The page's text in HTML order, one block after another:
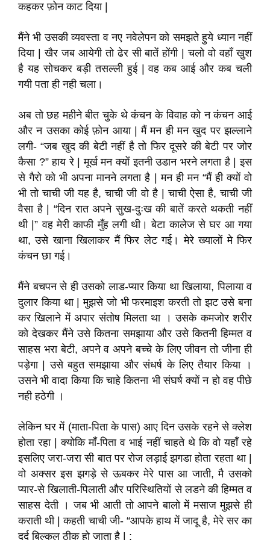
कहकर फ़ोन काट दिया |
मैंने भी उसकी व्यवस्ता व नए नवेलेपन को समझते हुये ध्यान नहीं
दिया | खैर जब आयेगी तो ढेर सी बातें होंगी | चलो वो वहाँ खुश
है यह सोचकर बड़ी तसल्ली हुई | वह कब आई और कब चली
गयी पता ही नही चला।
अब तो छह महीने बीत चुके थे कंचन के विवाह को न कंचन आई
और न उसका कोई फ़ोन आया | मैं मन ही मन खुद पर झल्लाने
लगी- “जब खुद की बेटी नहीं है तो फिर दूसरे की बेटी पर जोर
कैसा ?” हाय रे | मूर्ख मन क्यों इतनी उडान भरने लगता है | इस
से गैरो को भी अपना मानने लगता है | मन ही मन “मैं ही क्यों वो
भी तो चाची जी यह है, चाची जी वो है | चाची ऐसा है, चाची जी
वैसा है | “दिन रात अपने सुख-दुःख की बातें करते थकती नहीं
थी |” वह मेरी काफी मुँह लगी थी। बेटा कालेज से घर आ गया
था, उसे खाना खिलाकर मैं फिर लेट गई। मेरे ख्यालों मे फिर
कंचन छा गई।
मैंने बचपन से ही उसको लाड-प्यार किया था खिलाया, पिलाया व
दुलार किया था | मुझसे जो भी फरमाइश करती तो झट उसे बना
कर खिलाने में अपार संतोष मिलता था । उसके कमजोर शरीर
को देखकर मैंने उसे कितना समझाया और उसे कितनी हिम्मत व
साहस भरा बेटी, अपने व अपने बच्चे के लिए जीवन तो जीना ही
पड़ेगा | उसे बहुत समझाया और संधर्ष के लिए तैयार किया ।
उसने भी वादा किया कि चाहे कितना भी संघर्ष क्यों न हो वह पीछे
नही हठेगी ।
लेकिन घर में (माता-पिता के पास) आए दिन उसके रहने से क्लेश
होता रहा | क्योकि माँ-पिता व भाई नहीं चाहते थे कि वो यहाँ रहे
इसलिए जरा-जरा सी बात पर रोज लड़ाई झगडा होता रहता था |
वो अक्सर इस झगड़े से ऊबकर मेरे पास आ जाती, मै उसको
प्यार-से खिलाती-पिलाती और परिस्थितियों से लडने की हिम्मत व
साहस देती । जब भी आती तो आपने बालो में मसाज मुझसे ही
कराती थी | कहती चाची जी- “आपके हाथ में जादू है, मेरे सर का
दर्द बिल्कुल ठीक हो जाता है | :